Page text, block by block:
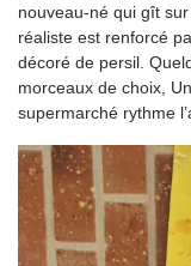
nouveau-né qui gît
réaliste est renforcé
décoré de persil.
morceaux de choix,
supermarché rythme